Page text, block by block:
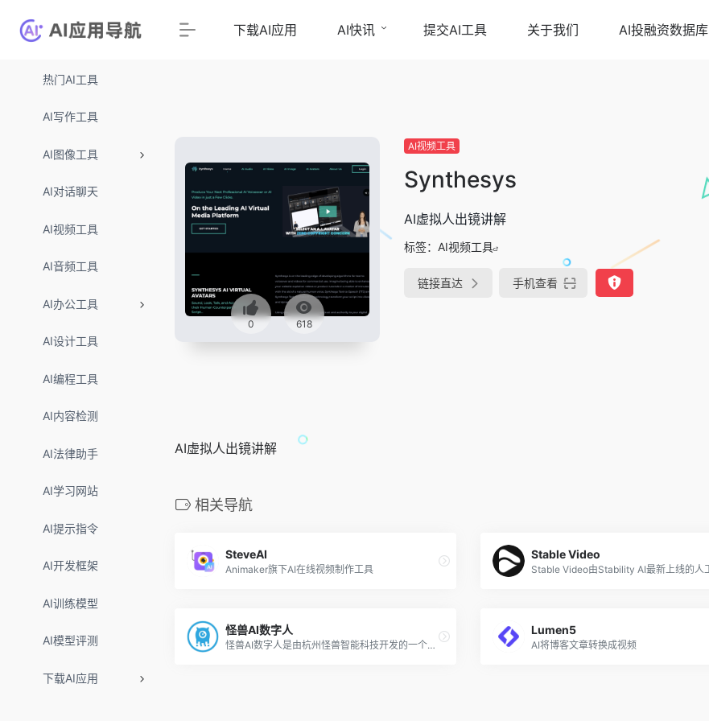
热门AI工具
AI写作工具
AI图像工具
AI对话聊天
AI视频工具
AI音频工具
AI办公工具
AI设计工具
AI编程工具
AI内容检测
AI法律助手
AI学习网站
AI提示指令
AI开发框架
AI训练模型
AI模型评测
下载AI应用
下载AI应用 AI快讯 提交AI工具 关于我们 AI投融资数据库
0 618
AI视频工具
Synthesys
AI虚拟人出镜讲解
标签： AI视频工具
链接直达 手机查看
AI虚拟人出镜讲解
相关导航
SteveAI
Animaker旗下AI在线视频制作工具
Stable Video
怪兽AI数字人
怪兽AI数字人是由杭州怪兽智能科技开发的一个人工智能数字人视频创作平台，专注于利用AI技术包括真人形象克隆、声音克隆、实时视频渲染、唇形同步驱动等创建和定制数字人形象和声音。该平台提供了一系列的AI功能和服务，使得用户能够在短视频创作、直播、交互式内容制作等领域中，快速生成并使用数字人。
Lumen5
AI将博客文章转换成视频